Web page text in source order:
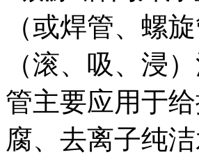
（或焊管、螺
（滚、吸、浸
管主要应用于
腐、去离子纯